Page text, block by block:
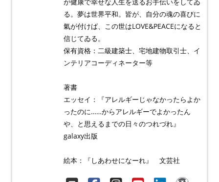
る。夢は世界平和。皆が、自分の魂の喜びに
氣が付けば、この世はLOVE&PEACEになると
信じてゐる。
保有資格：二級建築士、宅地建物取引士、イ
ンテリアコーディネーター等
著書
エッセイ：『アレルギーじゃなかったらよか
ったのに……からアレルギーでよかったん
や、と思えるまでの日々のつれづれ』
galaxy出版
絵本：『しあわせになーれ』 文芸社